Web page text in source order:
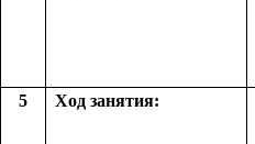
5
Ход занятия: